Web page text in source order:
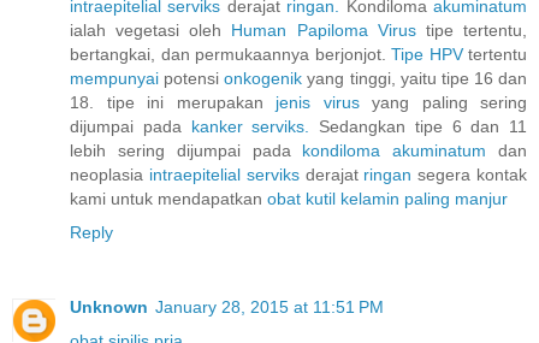
intraepitelial serviks derajat ringan. Kondilomaakuminatum
ialah vegetasi oleh Human Papiloma Virustipe tertentu,
bertangkai, dan permukaannya berjonjot. Tipe HPVtertentu
mempunyai potensionkogenik yang tinggi, yaitu tipe 16 dan
18. tipe ini merupakan jenis virusyang paling sering
dijumpai pada kanker serviks.
Sedangkan tipe 6 dan 11
lebih sering dijumpai pada kondiloma akuminatum dan
neoplasia intraepitelial serviksderajat ringan segera kontak
kami untuk mendapatkan obat kutil kelamin paling manjur
Reply
Unknown January 28, 2015 at 11:51 PM